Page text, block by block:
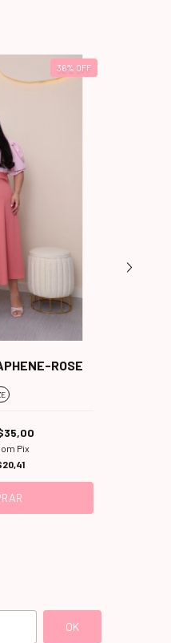
36% OFF
ROSE
Pix